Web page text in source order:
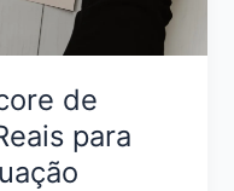
de
para